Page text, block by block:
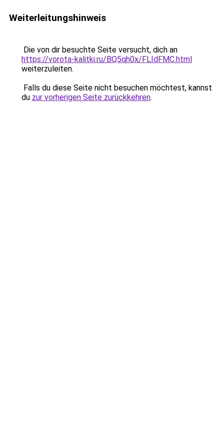
Weiterleitungshinweis
Die von dir besuchte Seite versucht, dich an
https://vorota-kalitki.ru/BQ5qh0x/FLIdFMC.html
weiterzuleiten.
Falls du diese Seite nicht besuchen möchtest, kannst
du zur vorherigen Seite zurückkehren.